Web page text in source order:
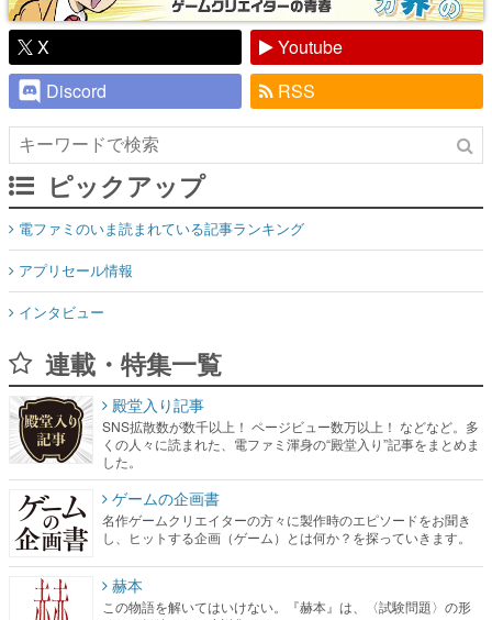
X
Youtube
Discord
RSS
ピックアップ
電ファミのいま読まれている記事ランキング
アプリセール情報
インタビュー
連載・特集一覧
殿堂入り記事
SNS拡散数が数千以上！ ページビュー数万以上！ などなど。多
くの人々に読まれた、電ファミ渾身の“殿堂入り”記事をまとめま
した。
ゲームの企画書
名作ゲームクリエイターの方々に製作時のエピソードをお聞き
し、ヒットする企画（ゲーム）とは何か？を探っていきます。
赫本
この物語を解いてはいけない。『赫本』は、〈試験問題〉の形